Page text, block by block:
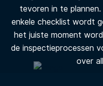
tevoren in te
enkele checklist wordt
het juiste moment
de inspectieprocessen
over